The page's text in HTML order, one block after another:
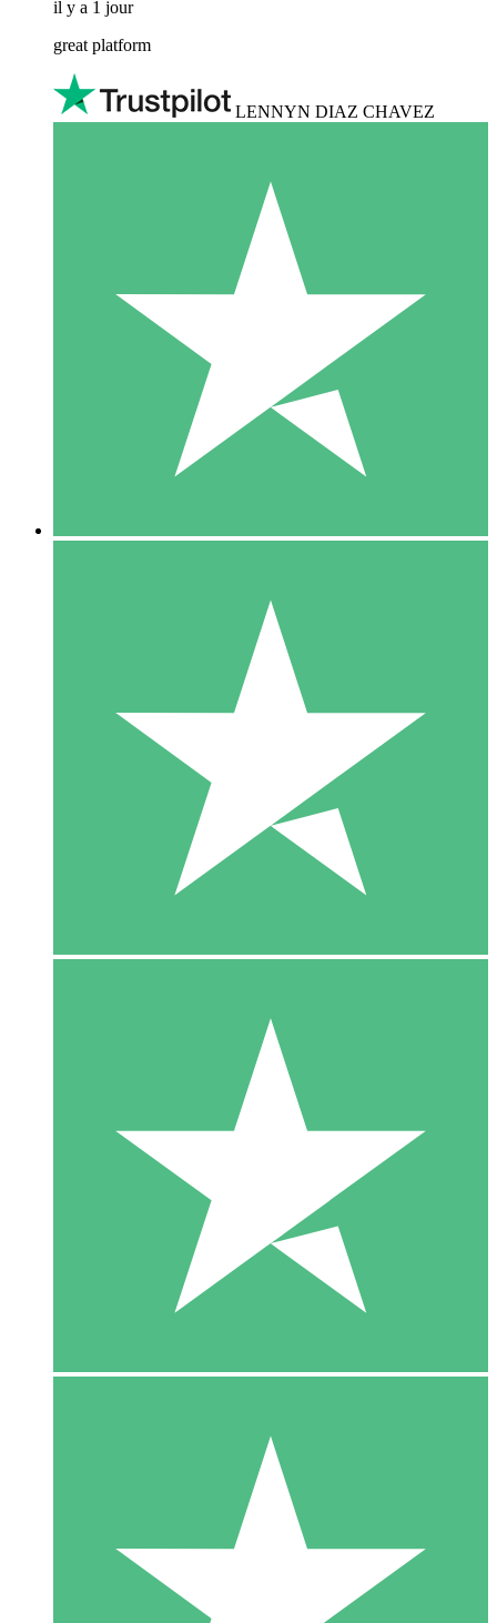
il y a 1 jour
great platform
LENNYN DIAZ CHAVEZ